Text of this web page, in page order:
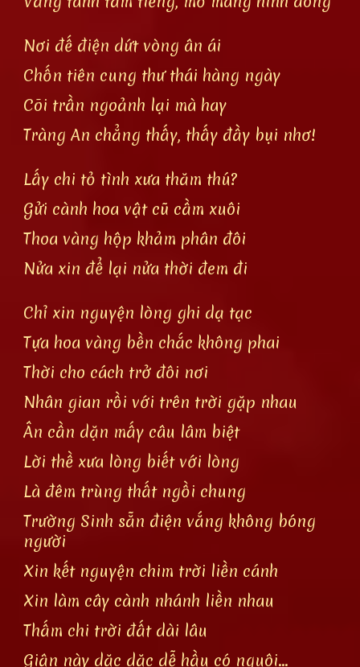
Nơi đế điện dứt vòng ân ái
Chốn tiên cung thư thái hàng ngày
Cõi trần ngoảnh lại mà hay
Tràng An chẳng thấy, thấy đầy bụi nhơ!
Lấy chi tỏ tình xưa thăm thú?
Gửi cành hoa vật cũ cầm xuôi
Thoa vàng hộp khảm phân đôi
Nửa xin để lại nửa thời đem đi
Chỉ xin nguyện lòng ghi dạ tạc
Tựa hoa vàng bền chắc không phai
Thời cho cách trở đôi nơi
Nhân gian rồi với trên trời gặp nhau
Ân cần dặn mấy câu lâm biệt
Lời thề xưa lòng biết với lòng
Là đêm trùng thất ngồi chung
Trường Sinh sẵn điện vắng không bóng
người
Xin kết nguyện chim trời liền cánh
Xin làm cây cành nhánh liền nhau
Thấm chi trời đất dài lâu
Giận này dặc dặc dễ hầu có nguôi...